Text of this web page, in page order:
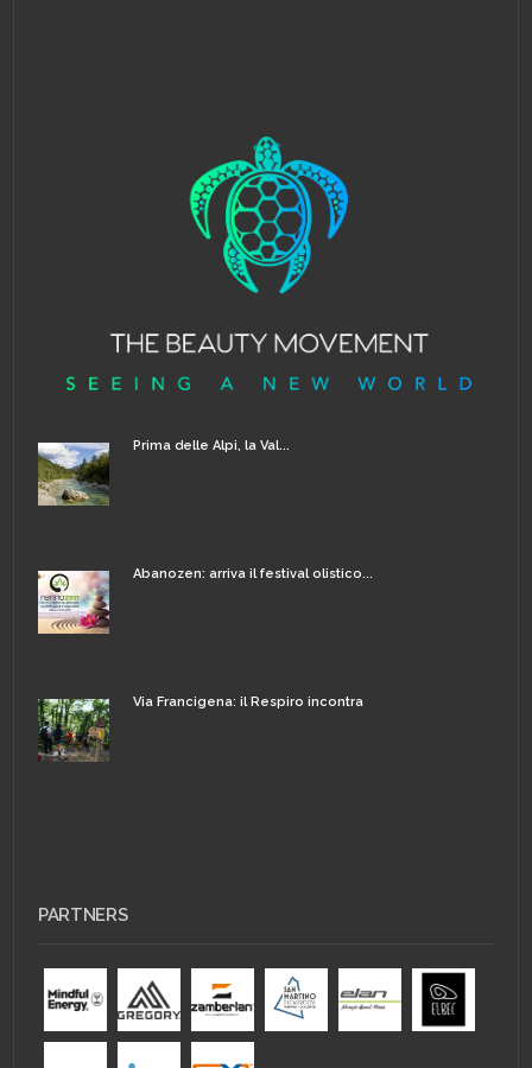
Prima delle Alpi, la Val...
Abanozen: arriva il festival olistico...
Via Francigena: il Respiro incontra
PARTNERS